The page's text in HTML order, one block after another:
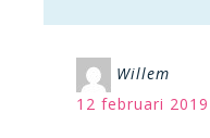
Willem
12 februari